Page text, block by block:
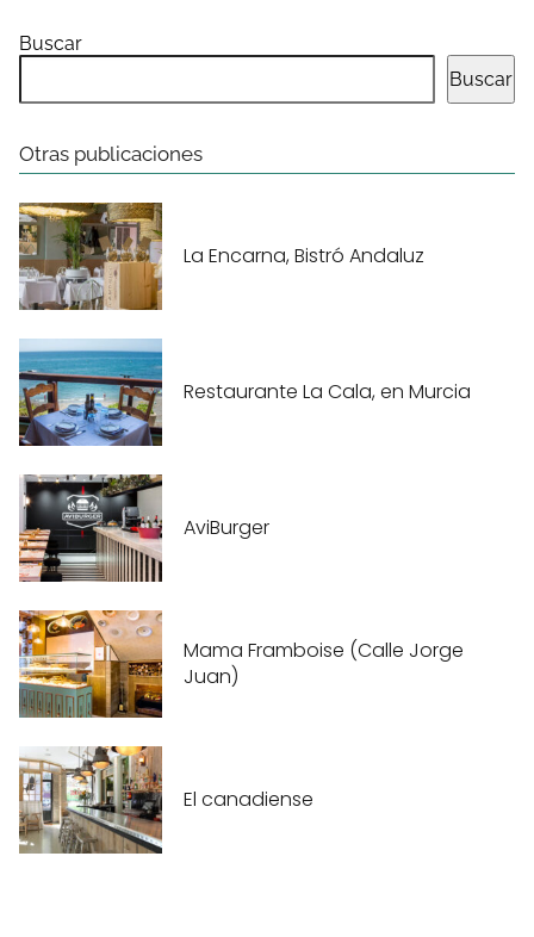
Buscar
Buscar
Otras publicaciones
La Encarna, Bistró Andaluz
Restaurante La Cala, en Murcia
AviBurger
Mama Framboise (Calle Jorge
Juan)
El canadiense